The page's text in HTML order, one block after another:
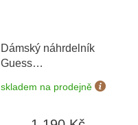
Dámský náhrdelník
Guess
JUBN06148JWYGT/U
skladem na prodejně